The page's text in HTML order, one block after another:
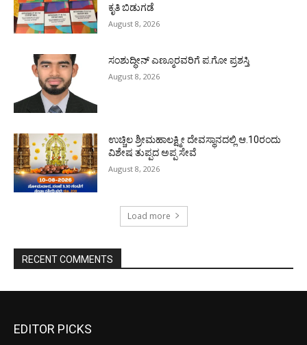
ಕೃತಿ ಬಿಡುಗಡೆ
August 8, 2026
ಸಂಶುದ್ಧೀನ್ ಎಣ್ಮೂರವರಿಗೆ ಪ.ಗೋ ಪ್ರಶಸ್ತಿ
August 8, 2026
ಉಚ್ಚಿಲ ಶ್ರೀಮಹಾಲಕ್ಷ್ಮೀ ದೇವಸ್ಥಾನದಲ್ಲಿ ಆ.10ರಂದು
ವಿಶೇಷ ತುಪ್ಪದ ಅಪ್ಪ ಸೇವೆ
August 8, 2026
Load more
RECENT COMMENTS
EDITOR PICKS